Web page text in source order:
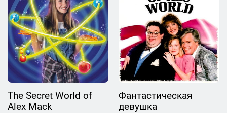
The Secret World of
Alex Mack
Фантастическая
девушка